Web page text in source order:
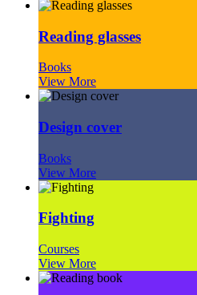
Reading glasses
Books
View More
Design cover
Books
View More
Fighting
Courses
View More